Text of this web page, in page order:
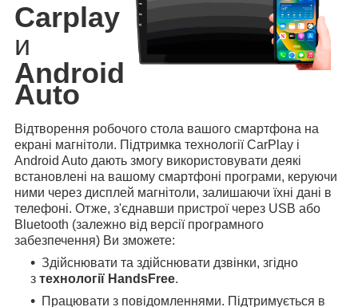
Carplay
и
Android
Auto
Відтворення робочого стола вашого смартфона на
екрані магнітоли. Підтримка технології CarPlay і
Android Auto дають змогу використовувати деякі
встановлені на вашому смартфоні програми, керуючи
ними через дисплей магнітоли, залишаючи їхні дані в
телефоні. Отже, з'єднавши пристрої через USB або
Bluetooth (залежно від версії програмного
забезпечення) Ви зможете:
Здійснювати та здійснювати дзвінки, згідно
з технології HandsFree.
Працювати з повідомленнями. Підтримується в